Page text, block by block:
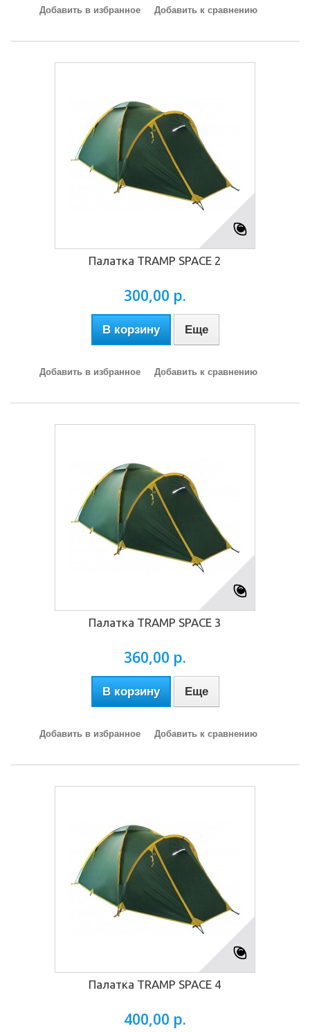
Добавить в избранное Добавить к сравнению
Палатка TRAMP SPACE 2
300,00 р.
В корзину Еще
Добавить в избранное Добавить к сравнению
Палатка TRAMP SPACE 3
360,00 р.
В корзину Еще
Добавить в избранное Добавить к сравнению
Палатка TRAMP SPACE 4
400,00 р.